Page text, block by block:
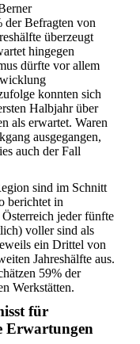
der Befragten von
überzeugt
hingegen
dürfte vor allem
konnten sich
Halbjahr über
als erwartet. Waren
ausgegangen,
auch der Fall
sind im Schnitt
berichtet in
jeder fünfte
voller sind als
ein Drittel von
Jahreshälfte aus.
59% der
Werkstätten.
für
Erwartungen